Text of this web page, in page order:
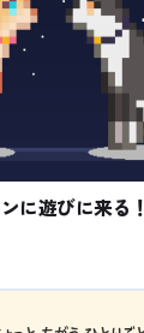
に遊びに来る！